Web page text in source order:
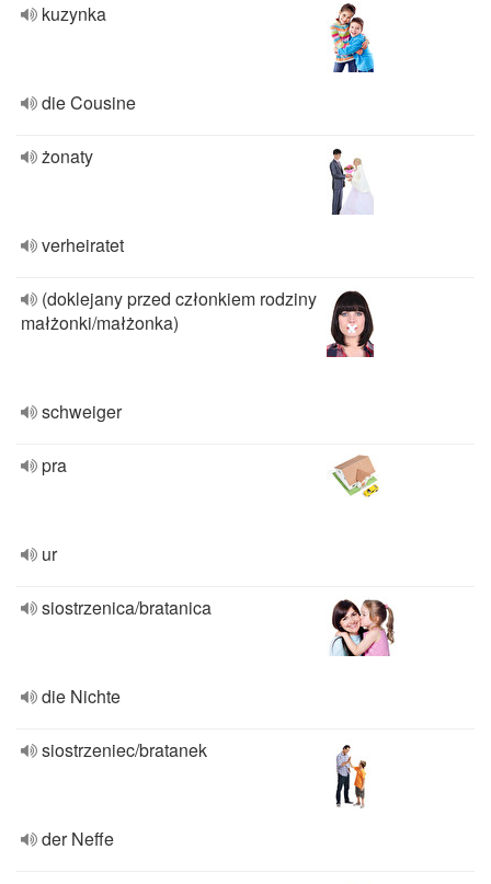
kuzynka
die Cousine
żonaty
verheiratet
(doklejany przed członkiem rodziny
małżonki/małżonka)
schweiger
pra
ur
siostrzenica/bratanica
die Nichte
siostrzeniec/bratanek
der Neffe